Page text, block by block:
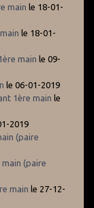
main le 18-01-
le 18-01-
main le 09-
le 06-01-2019
1ère main le
2019
(paire
main (paire
main le 27-12-